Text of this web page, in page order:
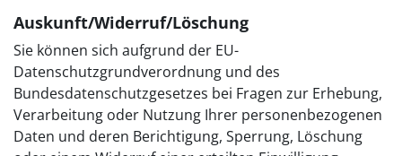
Auskunft/Widerruf/Löschung
Sie können sich aufgrund der EU-
Datenschutzgrundverordnung und des
Bundesdatenschutzgesetzes bei Fragen zur Erhebung,
Verarbeitung oder Nutzung Ihrer personenbezogenen
Daten und deren Berichtigung, Sperrung, Löschung